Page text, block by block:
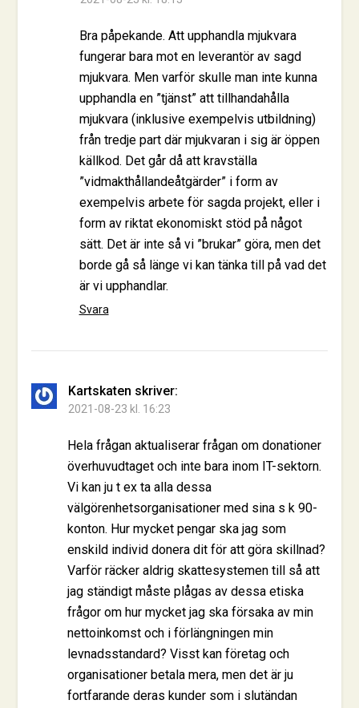
Bra påpekande. Att upphandla mjukvara
fungerar bara mot en leverantör av sagd
mjukvara. Men varför skulle man inte kunna
upphandla en ”tjänst” att tillhandahålla
mjukvara (inklusive exempelvis utbildning)
från tredje part där mjukvaran i sig är öppen
källkod. Det går då att kravställa
”vidmakthållandeåtgärder” i form av
exempelvis arbete för sagda projekt, eller i
form av riktat ekonomiskt stöd på något
sätt. Det är inte så vi ”brukar” göra, men det
borde gå så länge vi kan tänka till på vad det
är vi upphandlar.
Svara
Kartskaten skriver:
2021-08-23 kl. 16:23
Hela frågan aktualiserar frågan om donationer
överhuvudtaget och inte bara inom IT-sektorn.
Vi kan ju t ex ta alla dessa
välgörenhetsorganisationer med sina s k 90-
konton. Hur mycket pengar ska jag som
enskild individ donera dit för att göra skillnad?
Varför räcker aldrig skattesystemen till så att
jag ständigt måste plågas av dessa etiska
frågor om hur mycket jag ska försaka av min
nettoinkomst och i förlängningen min
levnadsstandard? Visst kan företag och
organisationer betala mera, men det är ju
fortfarande deras kunder som i slutändan